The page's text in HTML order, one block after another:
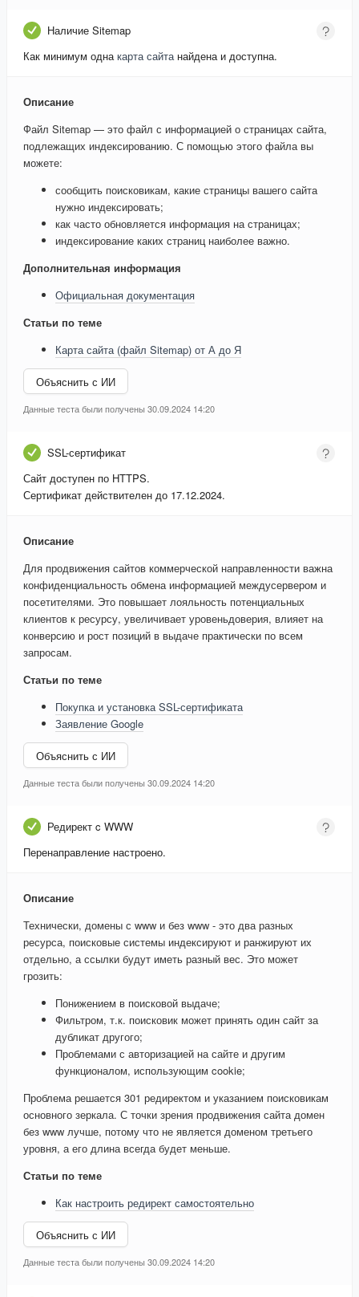
Наличие Sitemap
Как минимум однакарта сайтанайдена и доступна.
Описание
Файл Sitemap — это файл с информацией о страницах сайта,
подлежащих индексированию. С помощью этого файла вы
можете:
сообщить поисковикам, какие страницы вашего сайта
нужно индексировать;
как часто обновляется информация на страницах;
индексирование каких страниц наиболее важно.
Дополнительная информация
Официальная документация
Статьи по теме
Карта сайта (файл Sitemap) от А до Я
Объяснить с ИИ
Данные теста были получены 30.09.2024 14:20
SSL-сертификат
Сайт доступен по HTTPS.
Сертификат действителен до 17.12.2024.
Описание
Для продвижения сайтов коммерческой направленности важна
конфиденциальность обмена информацией междусервером и
посетителями. Это повышает лояльность потенциальных
клиентов к ресурсу, увеличивает уровеньдоверия, влияет на
конверсию и рост позиций в выдаче практически по всем
запросам.
Статьи по теме
Покупка и установка SSL-сертификата
Заявление Google
Объяснить с ИИ
Данные теста были получены 30.09.2024 14:20
Редирект c WWW
Перенаправление настроено.
Описание
Технически, домены с www и без www - это два разных
ресурса, поисковые системы индексируют и ранжируют их
отдельно, а ссылки будут иметь разный вес. Это может
грозить:
Понижением в поисковой выдаче;
Фильтром, т.к. поисковик может принять один сайт за
дубликат другого;
Проблемами с авторизацией на сайте и другим
функционалом, использующим cookie;
Проблема решается 301 редиректом и указанием поисковикам
основного зеркала. С точки зрения продвижения сайта домен
без www лучше, потому что не является доменом третьего
уровня, а его длина всегда будет меньше.
Статьи по теме
Как настроить редирект самостоятельно
Объяснить с ИИ
Данные теста были получены 30.09.2024 14:20